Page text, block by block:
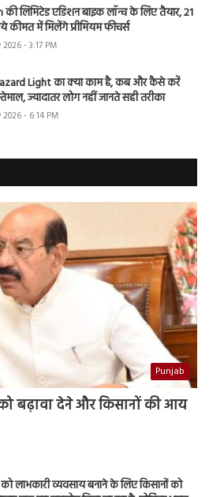
की लिमिटेड एडिशन बाइक लॉन्च के लिए तैयार, 21
कीमत में मिलेंगे प्रीमियम फीचर्स
2026 - 3:17 PM
Light का क्या काम है, कब और कैसे करें
ज्यादातर लोग नहीं जानते सही तरीका
2026 - 6:14 PM
Punjab
बढ़ावा देने और किसानों की आय
को लाभकारी व्यवसाय बनाने के लिए किसानों को